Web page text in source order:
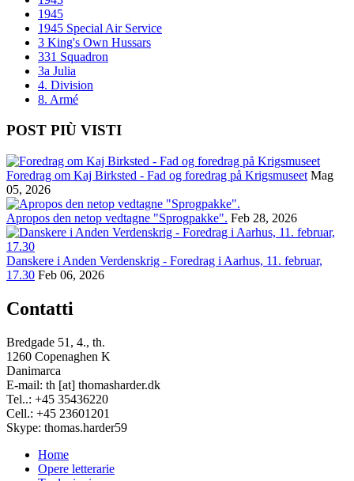
1945
1945 Special Air Service
3 King's Own Hussars
331 Squadron
3a Julia
4. Division
8. Armé
POST PIÙ VISTI
Foredrag om Kaj Birksted - Fad og foredrag på Krigsmuseet Mag
05, 2026
Apropos den netop vedtagne "Sprogpakke". Feb 28, 2026
Danskere i Anden Verdenskrig - Foredrag i Aarhus, 11. februar,
17.30 Feb 06, 2026
Contatti
Bredgade 51, 4., th.
1260 Copenaghen K
Danimarca
E-mail: th [at] thomasharder.dk
Tel..: +45 35436220
Cell.: +45 23601201
Skype: thomas.harder59
Footer
Home
Opere letterarie